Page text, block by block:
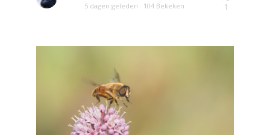
5 dagen geleden 104 Bekeken 1